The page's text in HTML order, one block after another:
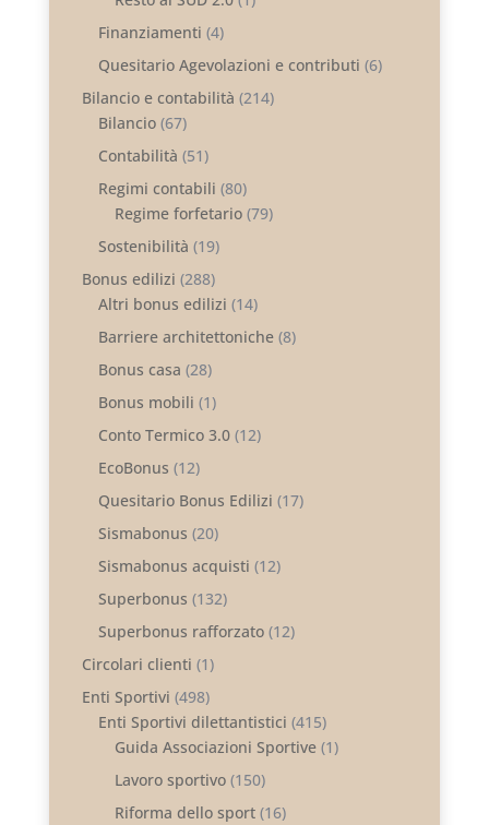
Finanziamenti (4)
Quesitario Agevolazioni e contributi (6)
Bilancio e contabilità (214)
Bilancio(67)
Contabilità (51)
Regimi contabili (80)
Regime forfetario(79)
Sostenibilità (19)
Bonus edilizi (288)
Altri bonus edilizi (14)
Barriere architettoniche(8)
Bonus casa (28)
Bonus mobili (1)
Conto Termico 3.0(12)
EcoBonus (12)
Quesitario Bonus Edilizi (17)
Sismabonus (20)
Sismabonus acquisti (12)
Superbonus (132)
Superbonus rafforzato(12)
Circolari clienti (1)
Enti Sportivi (498)
Enti Sportivi dilettantistici (415)
Guida Associazioni Sportive(1)
Lavoro sportivo(150)
Riforma dello sport(16)